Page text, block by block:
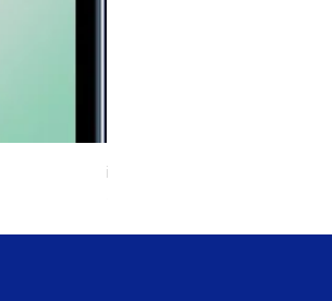
iPhone 11 128GB Bianco